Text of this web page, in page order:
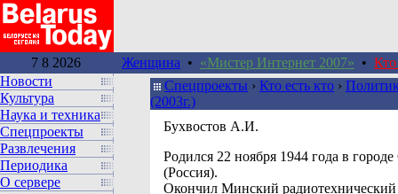
7 8 2026 Женщина • «Мистер Интернет 2007» • Кто
Новости
Культура
Наука и техника
Спецпроекты
Развлечения
Периодика
О сервере
Спецпроекты › Кто есть кто ›
(2003г.)
Бухвостов А.И.
Pодился 22 ноября 1944 года в
(Россия).
Окончил Минский радиотехнический